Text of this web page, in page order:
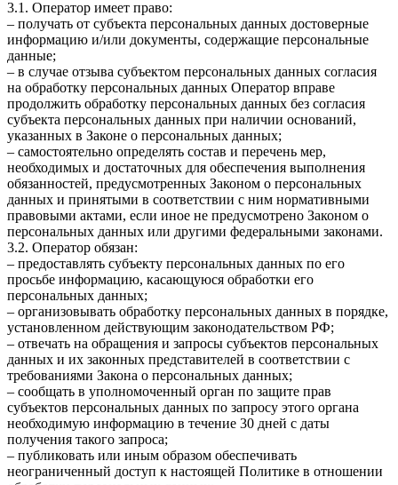
3.1. Оператор имеет право:
– получать от субъекта персональных данных достоверные
информацию и/или документы, содержащие персональные
данные;
– в случае отзыва субъектом персональных данных согласия
на обработку персональных данных Оператор вправе
продолжить обработку персональных данных без согласия
субъекта персональных данных при наличии оснований,
указанных в Законе о персональных данных;
– самостоятельно определять состав и перечень мер,
необходимых и достаточных для обеспечения выполнения
обязанностей, предусмотренных Законом о персональных
данных и принятыми в соответствии с ним нормативными
правовыми актами, если иное не предусмотрено Законом о
персональных данных или другими федеральными законами.
3.2. Оператор обязан:
– предоставлять субъекту персональных данных по его
просьбе информацию, касающуюся обработки его
персональных данных;
– организовывать обработку персональных данных в порядке,
установленном действующим законодательством РФ;
– отвечать на обращения и запросы субъектов персональных
данных и их законных представителей в соответствии с
требованиями Закона о персональных данных;
– сообщать в уполномоченный орган по защите прав
субъектов персональных данных по запросу этого органа
необходимую информацию в течение 30 дней с даты
получения такого запроса;
– публиковать или иным образом обеспечивать
неограниченный доступ к настоящей Политике в отношении